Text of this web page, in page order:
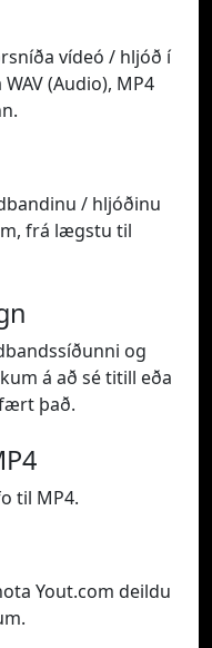
vídeó / hljóð í
(Audio), MP4
/ hljóðinu
frá lægstu til
og
á að sé titill eða
það.
til MP4.
Yout.com deildu